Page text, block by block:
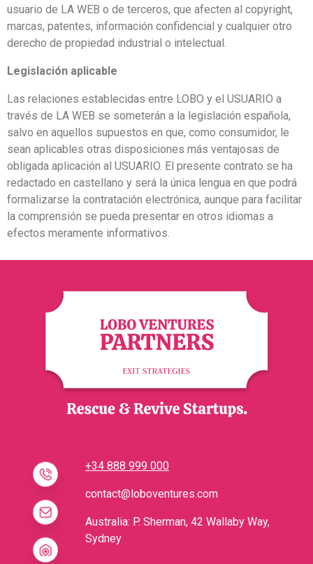
usuario de LA WEB o de terceros, que afecten al copyright,
marcas, patentes, información confidencial y cualquier otro
derecho de propiedad industrial o intelectual.
Legislación aplicable
Las relaciones establecidas entre LOBO y el USUARIO a
través de LA WEB se someterán a la legislación española,
salvo en aquellos supuestos en que, como consumidor, le
sean aplicables otras disposiciones más ventajosas de
obligada aplicación al USUARIO. El presente contrato se ha
redactado en castellano y será la única lengua en que podrá
formalizarse la contratación electrónica, aunque para facilitar
la comprensión se pueda presentar en otros idiomas a
efectos meramente informativos.
+34 888 999 000
contact@loboventures.com
Australia: P. Sherman, 42 Wallaby Way,
Sydney